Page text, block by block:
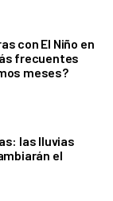
con El Niño en
frecuentes
meses?
las lluvias
el